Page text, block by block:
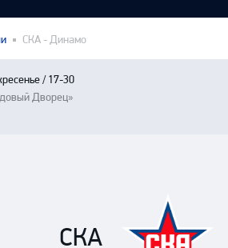
Адмирал
Приложение КХЛ
СКА - Динамо
/ 17-30
Дворец»
СКА